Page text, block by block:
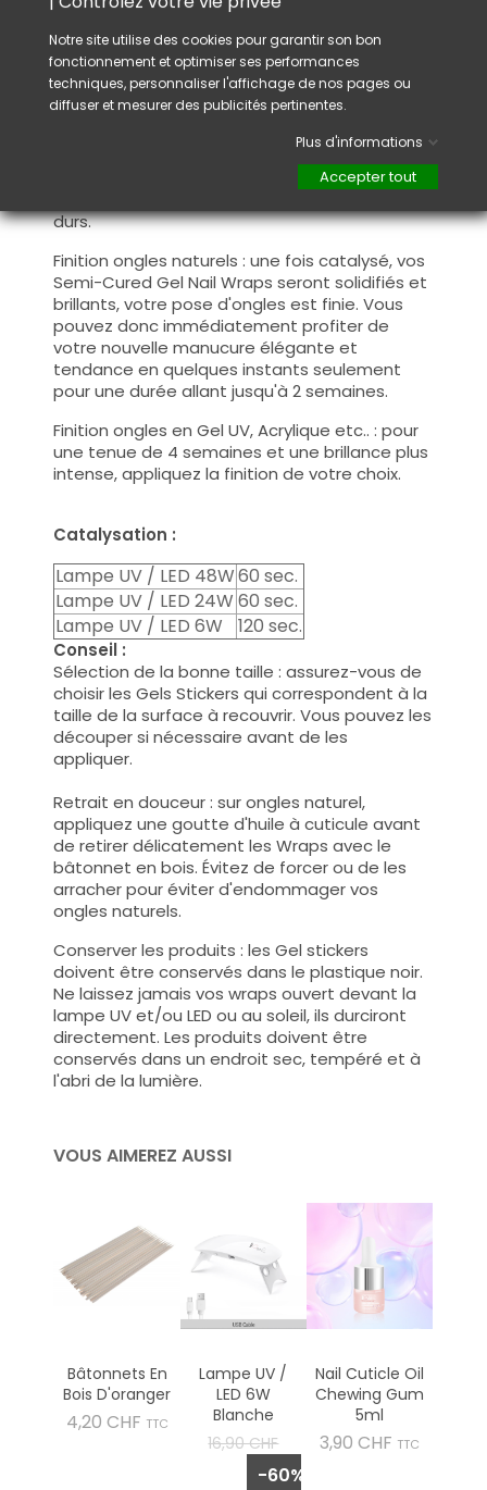
ou autres matières.
Avec un ciseau, coupez la partie du Sticker qui
dépasse. Puis limez l'extrémité de l'ongle pour
retirer l'excédent du sticker afin qu'il suive le
Catalysez : placez vos ongles sous une lampe
durs.
Finition ongles naturels : une fois catalysé, vos
Semi-Cured Gel Nail Wraps seront solidifiés et
brillants, votre pose d'ongles est finie. Vous
pouvez donc immédiatement profiter de
votre nouvelle manucure élégante et
tendance en quelques instants seulement
pour une durée allant jusqu'à 2 semaines.
Finition ongles en Gel UV, Acrylique etc.. : pour
une tenue de 4 semaines et une brillance plus
intense, appliquez la finition de votre choix.
Catalysation :
Lampe UV / LED 48W60 sec.
Lampe UV / LED 24W 60 sec.
Lampe UV / LED 6W
120 sec.
Conseil :
Sélection de la bonne taille : assurez-vous de
choisir les Gels Stickers qui correspondent à la
taille de la surface à recouvrir. Vous pouvez les
découper si nécessaire avant de les
appliquer.
Retrait en douceur : sur ongles naturel,
appliquez une goutte d'huile à cuticule avant
de retirer délicatement les Wraps avec le
bâtonnet en bois. Évitez de forcer ou de les
arracher pour éviter d'endommager vos
ongles naturels.
Conserver les produits : les Gel stickers
doivent être conservés dans le plastique noir.
Ne laissez jamais vos wraps ouvert devant la
lampe UV et/ou LED ou au soleil, ils durciront
directement. Les produits doivent être
conservés dans un endroit sec, tempéré et à
l'abri de la lumière.
VOUS AIMEREZ AUSSI
Bâtonnets En
Bois D'oranger
4,20 CHF Prix
TTC
Lampe UV /
LED 6W
Blanche
Prix
16,90 CHF
-60%
Nail Cuticle Oil
Chewing Gum
5ml
3,90 CHF Prix
TTC
Notre site utilise des cookies pour garantir son bon
fonctionnement et optimiser ses performances
techniques, personnaliser l'affichage de nos pages ou
diffuser et mesurer des publicités pertinentes.
Plus d'informations
Accepter tout